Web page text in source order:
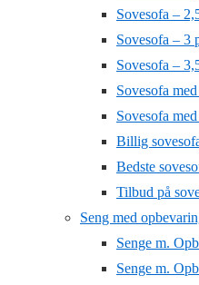
Sovesofa –
Sovesofa – 3
Sovesofa –
Sovesofa
Sovesofa
Billig
Bedste
Tilbud på
Seng med
Senge m.
Senge m.